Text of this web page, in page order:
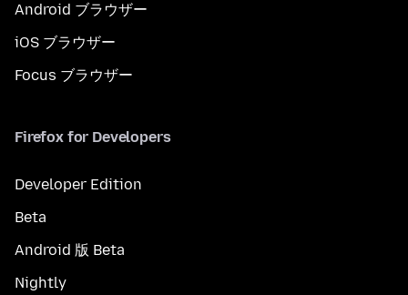
Android ブラウザー
iOS ブラウザー
Focus ブラウザー
Firefox for Developers
Developer Edition
Beta
Android 版 Beta
Nightly